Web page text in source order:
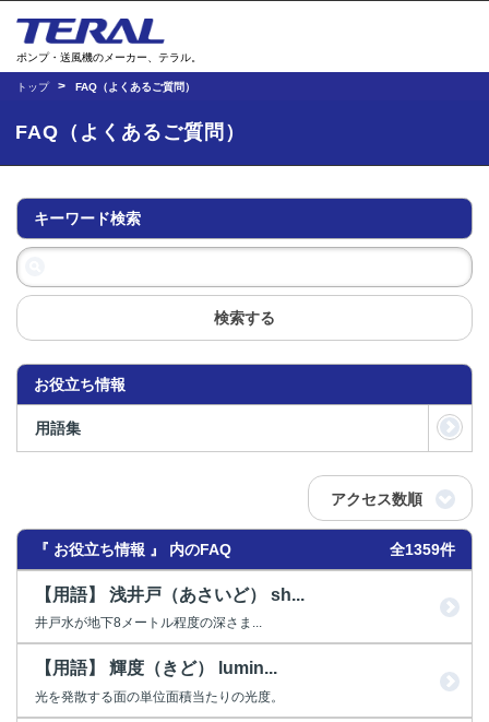
ポンプ・送風機のメーカー、テラル。
トップ FAQ（よくあるご質問）
FAQ（よくあるご質問）
キーワード検索
検索する
お役立ち情報
用語集
アクセス数順
『 お役立ち情報 』 内のFAQ 全1359件
【用語】 浅井戸（あさいど） sh...
井戸水が地下8メートル程度の深さま...
【用語】 輝度（きど） lumin...
光を発散する面の単位面積当たりの光度。